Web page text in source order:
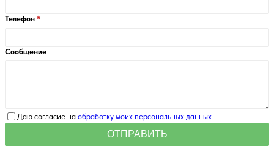
Телефон
Сообщение
Даю согласие на обработку моих персональных данных